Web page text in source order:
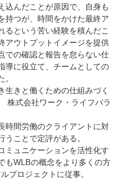
込んだことが原因で、自身も
持つが、時間をかけた最終ア
るという苦い経験を積んだこ
アウトプットイメージを提供
での確認と報告を怠らない仕
導に役立て、チームとしての
。
生きと働くための仕組みづく
株式会社ワーク・ライフバラ
時間労働のクライアントに対
うことで定評がある。
ミュニケーションを活性化す
もWLBの概念をより多くの方
プロジェクトに従事。